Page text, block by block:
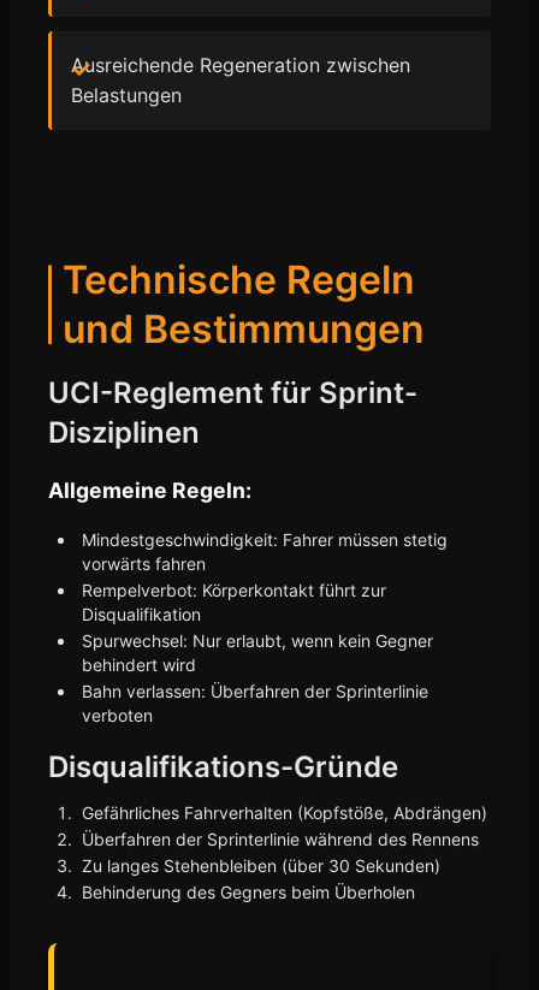
Ausreichende Regeneration zwischen
Belastungen
Technische Regeln
und Bestimmungen
UCI-Reglement für Sprint-
Disziplinen
Allgemeine Regeln:
Mindestgeschwindigkeit: Fahrer müssen stetig
vorwärts fahren
Rempelverbot: Körperkontakt führt zur
Disqualifikation
Spurwechsel: Nur erlaubt, wenn kein Gegner
behindert wird
Bahn verlassen: Überfahren der Sprinterlinie
verboten
Disqualifikations-Gründe
Gefährliches Fahrverhalten (Kopfstöße, Abdrängen)
Überfahren der Sprinterlinie während des Rennens
Zu langes Stehenbleiben (über 30 Sekunden)
Behinderung des Gegners beim Überholen